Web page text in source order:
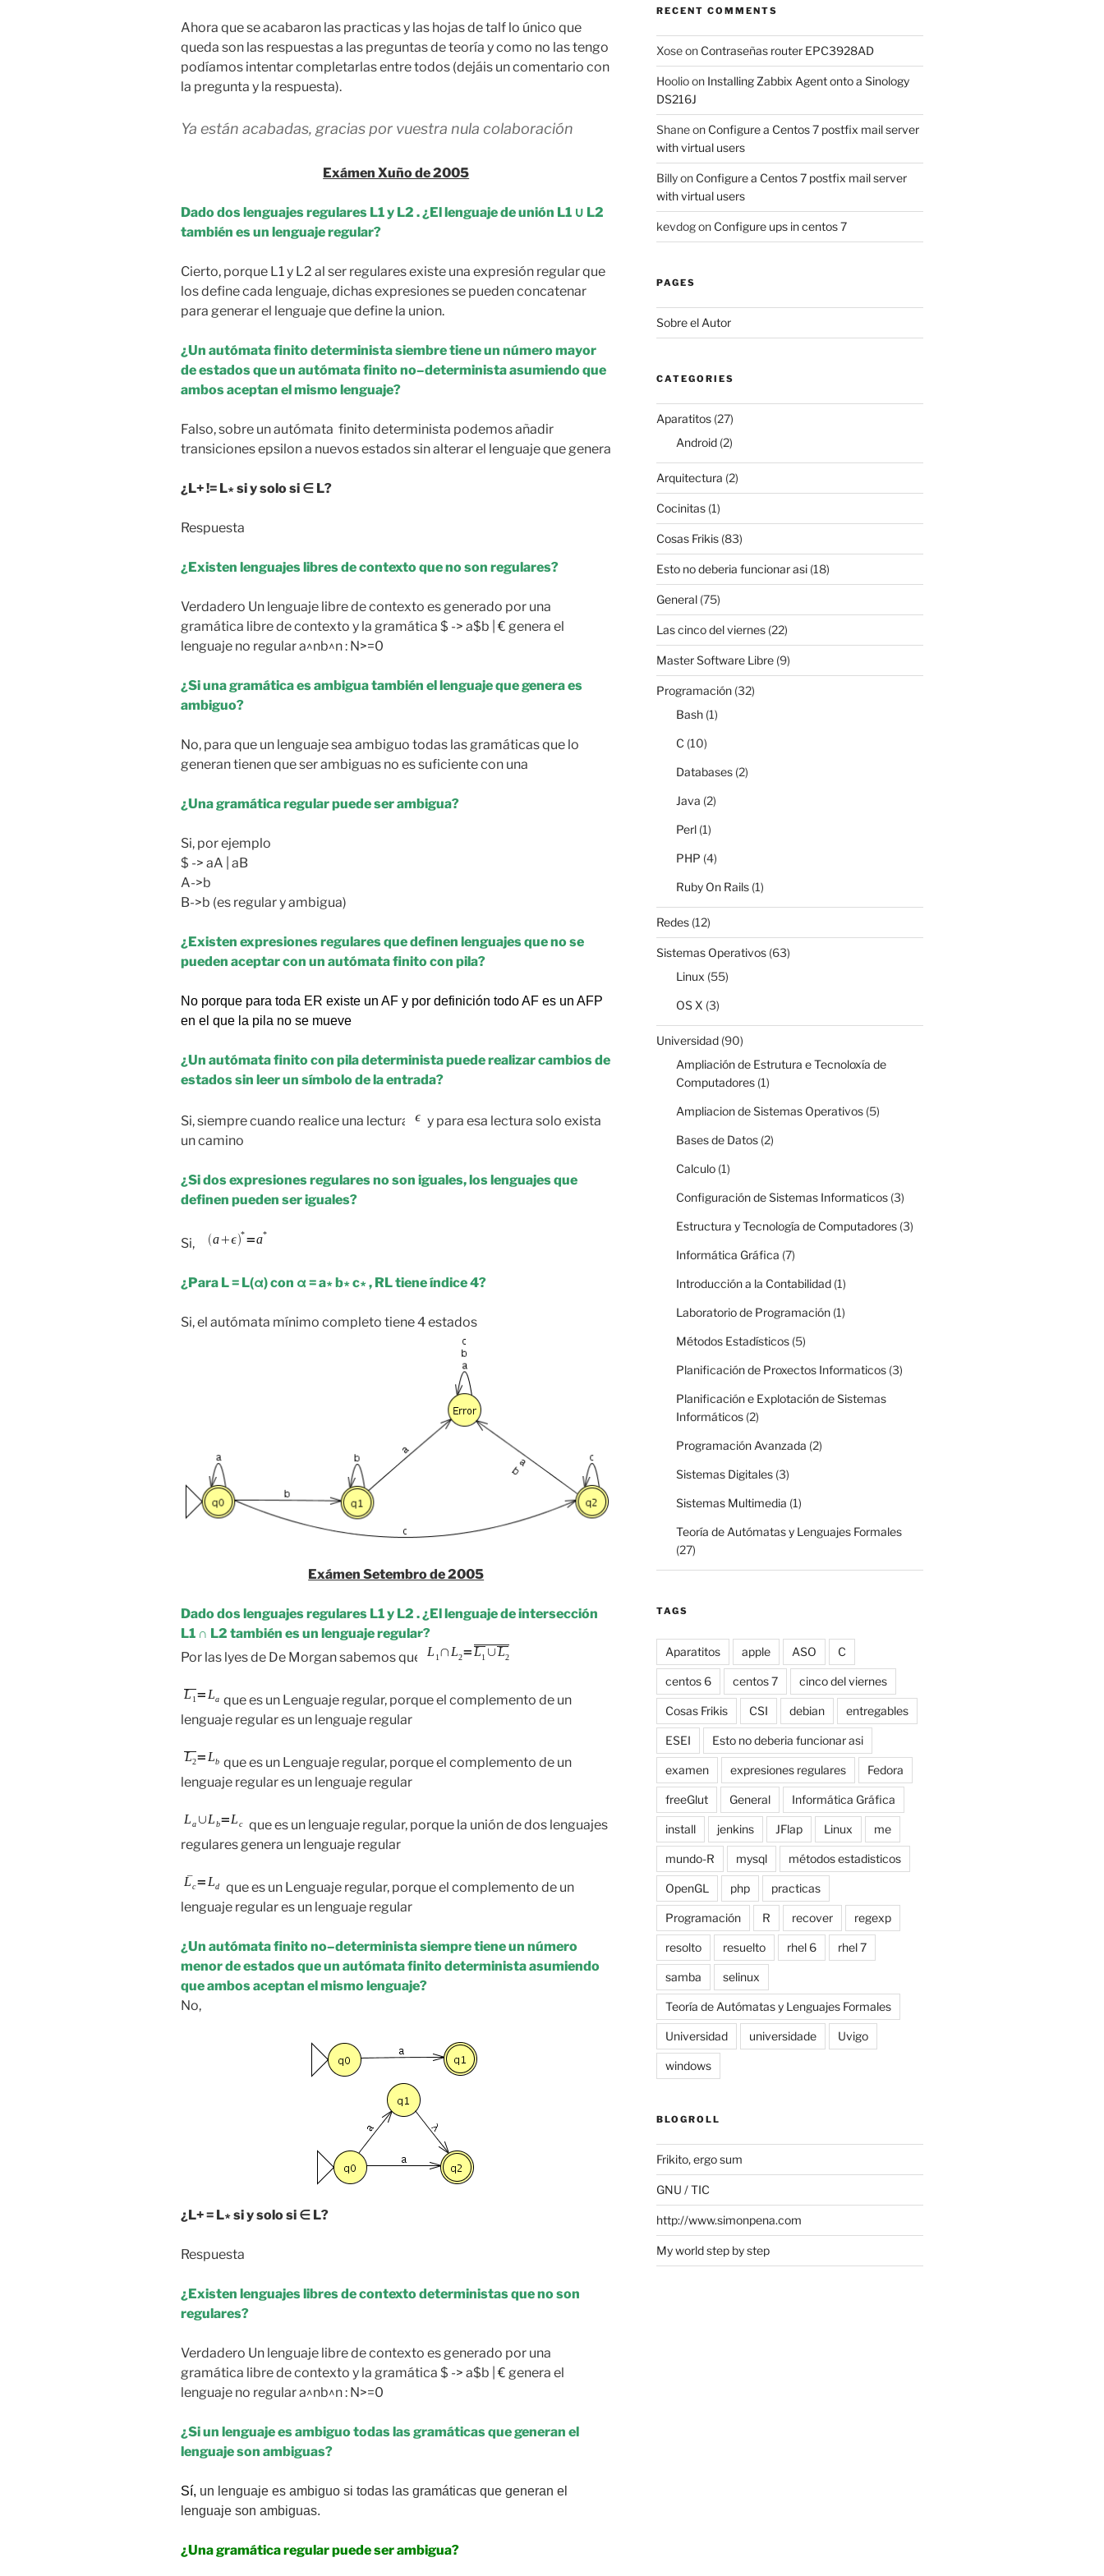
Ahora que se acabaron las practicas y las hojas de talf lo único que
queda son las respuestas a las preguntas de teoría y como no las tengo
podíamos intentar completarlas entre todos (dejáis un comentario con
la pregunta y la respuesta).
Ya están acabadas, gracias por vuestra nula colaboración
Exámen Xuño de 2005
Dado dos lenguajes regulares L1 y L2 . ¿El lenguaje de unión L1 ∪ L2
también es un lenguaje regular?
Cierto, porque L1 y L2 al ser regulares existe una expresión regular que
los define cada lenguaje, dichas expresiones se pueden concatenar
para generar el lenguaje que define la union.
¿Un autómata finito determinista siembre tiene un número mayor
de estados que un autómata finito no–determinista asumiendo que
ambos aceptan el mismo lenguaje?
Falso, sobre un autómata finito determinista podemos añadir
transiciones epsilon a nuevos estados sin alterar el lenguaje que genera
¿L+ != L∗ si y solo si ∈ L?
Respuesta
¿Existen lenguajes libres de contexto que no son regulares?
Verdadero Un lenguaje libre de contexto es generado por una
gramática libre de contexto y la gramática $ -> a$b | € genera el
lenguaje no regular a^nb^n : N>=0
¿Si una gramática es ambigua también el lenguaje que genera es
ambiguo?
No, para que un lenguaje sea ambiguo todas las gramáticas que lo
generan tienen que ser ambiguas no es suficiente con una
¿Una gramática regular puede ser ambigua?
Si, por ejemplo
$ -> aA | aB
A->b
B->b (es regular y ambigua)
¿Existen expresiones regulares que definen lenguajes que no se
pueden aceptar con un autómata finito con pila?
No porque para toda ER existe un AF y por definición todo AF es un AFP
en el que la pila no se mueve
¿Un autómata finito con pila determinista puede realizar cambios de
estados sin leer un símbolo de la entrada?
Si, siempre cuando realice una lectura
y para esa lectura solo exista
un camino
¿Si dos expresiones regulares no son iguales, los lenguajes que
definen pueden ser iguales?
Si,
¿Para L = L(α) con α = a∗ b∗ c∗ , RL tiene índice 4?
Si, el autómata mínimo completo tiene 4 estados
Exámen Setembro de 2005
Dado dos lenguajes regulares L1 y L2 . ¿El lenguaje de intersección
L1 ∩ L2 también es un lenguaje regular?
Por las lyes de De Morgan sabemos que
que es un Lenguaje regular, porque el complemento de un
lenguaje regular es un lenguaje regular
que es un Lenguaje regular, porque el complemento de un
lenguaje regular es un lenguaje regular
que es un lenguaje regular, porque la unión de dos lenguajes
regulares genera un lenguaje regular
que es un Lenguaje regular, porque el complemento de un
lenguaje regular es un lenguaje regular
¿Un autómata finito no–determinista siempre tiene un número
menor de estados que un autómata finito determinista asumiendo
que ambos aceptan el mismo lenguaje?
No,
¿L+ = L∗ si y solo si ∈ L?
Respuesta
¿Existen lenguajes libres de contexto deterministas que no son
regulares?
Verdadero Un lenguaje libre de contexto es generado por una
gramática libre de contexto y la gramática $ -> a$b | € genera el
lenguaje no regular a^nb^n : N>=0
¿Si un lenguaje es ambiguo todas las gramáticas que generan el
lenguaje son ambiguas?
Sí, un lenguaje es ambiguo si todas las gramáticas que generan el
lenguaje son ambiguas.
¿Una gramática regular puede ser ambigua?
RECENT COMMENTS
Xoseon Contraseñas router EPC3928AD
Hoolioon Installing Zabbix Agent onto a Sinology
DS216J
Shaneon Configure a Centos 7 postfix mail server
with virtual users
Billyon Configure a Centos 7 postfix mail server
with virtual users
kevdogon Configure ups in centos 7
PAGES
Sobre el Autor
CATEGORIES
Aparatitos(27)
Android(2)
Arquitectura (2)
Cocinitas(1)
Cosas Frikis(83)
Esto no deberia funcionar asi(18)
General(75)
Las cinco del viernes(22)
Master Software Libre(9)
Programación(32)
Bash(1)
C (10)
Databases(2)
Java (2)
Perl(1)
PHP (4)
Ruby On Rails(1)
Redes(12)
Sistemas Operativos(63)
Linux (55)
OS X (3)
Universidad(90)
Ampliación de Estrutura e Tecnoloxía de
Computadores(1)
Ampliacion de Sistemas Operativos(5)
Bases de Datos(2)
Calculo(1)
Configuración de Sistemas Informaticos(3)
Estructura y Tecnología de Computadores(3)
Informática Gráfica (7)
Introducción a la Contabilidad(1)
Laboratorio de Programación(1)
Métodos Estadísticos(5)
Planificación de Proxectos Informaticos(3)
Planificación e Explotación de Sistemas
Informáticos(2)
Programación Avanzada (2)
Sistemas Digitales(3)
Sistemas Multimedia (1)
Teoría de Autómatas y Lenguajes Formales
(27)
TAGS
Aparatitos apple ASO C
centos 6 centos 7 cinco del viernes
Cosas Frikis CSI debian entregables
ESEI Esto no deberia funcionar asi
examen expresiones regulares Fedora
freeGlut General Informática Gráfica
install jenkins JFlap Linux me
mundo-R mysql métodos estadisticos
OpenGL php practicas
Programación R recover regexp
resolto resuelto rhel 6 rhel 7
samba selinux
Teoría de Autómatas y Lenguajes Formales
Universidad universidade Uvigo
windows
BLOGROLL
Frikito, ergo sum
GNU / TIC
http://www.simonpena.com
My world step by step